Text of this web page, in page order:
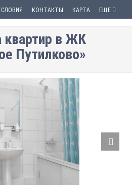
КОНТАКТЫ КАРТА ЕЩЕ
квартир в ЖК
Путилково»